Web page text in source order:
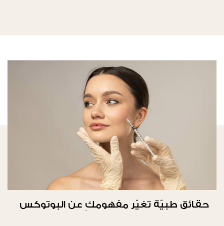
حقائق طبيّة تغيّر مفهومكِ عن البوتوكس